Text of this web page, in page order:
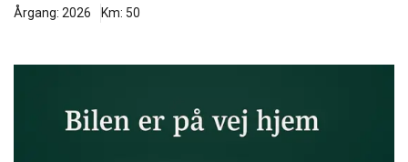
Årgang: 2026 Km: 50